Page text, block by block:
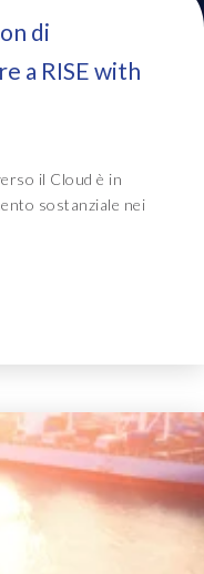
di
a RISE with
il Cloud è in
sostanziale nei